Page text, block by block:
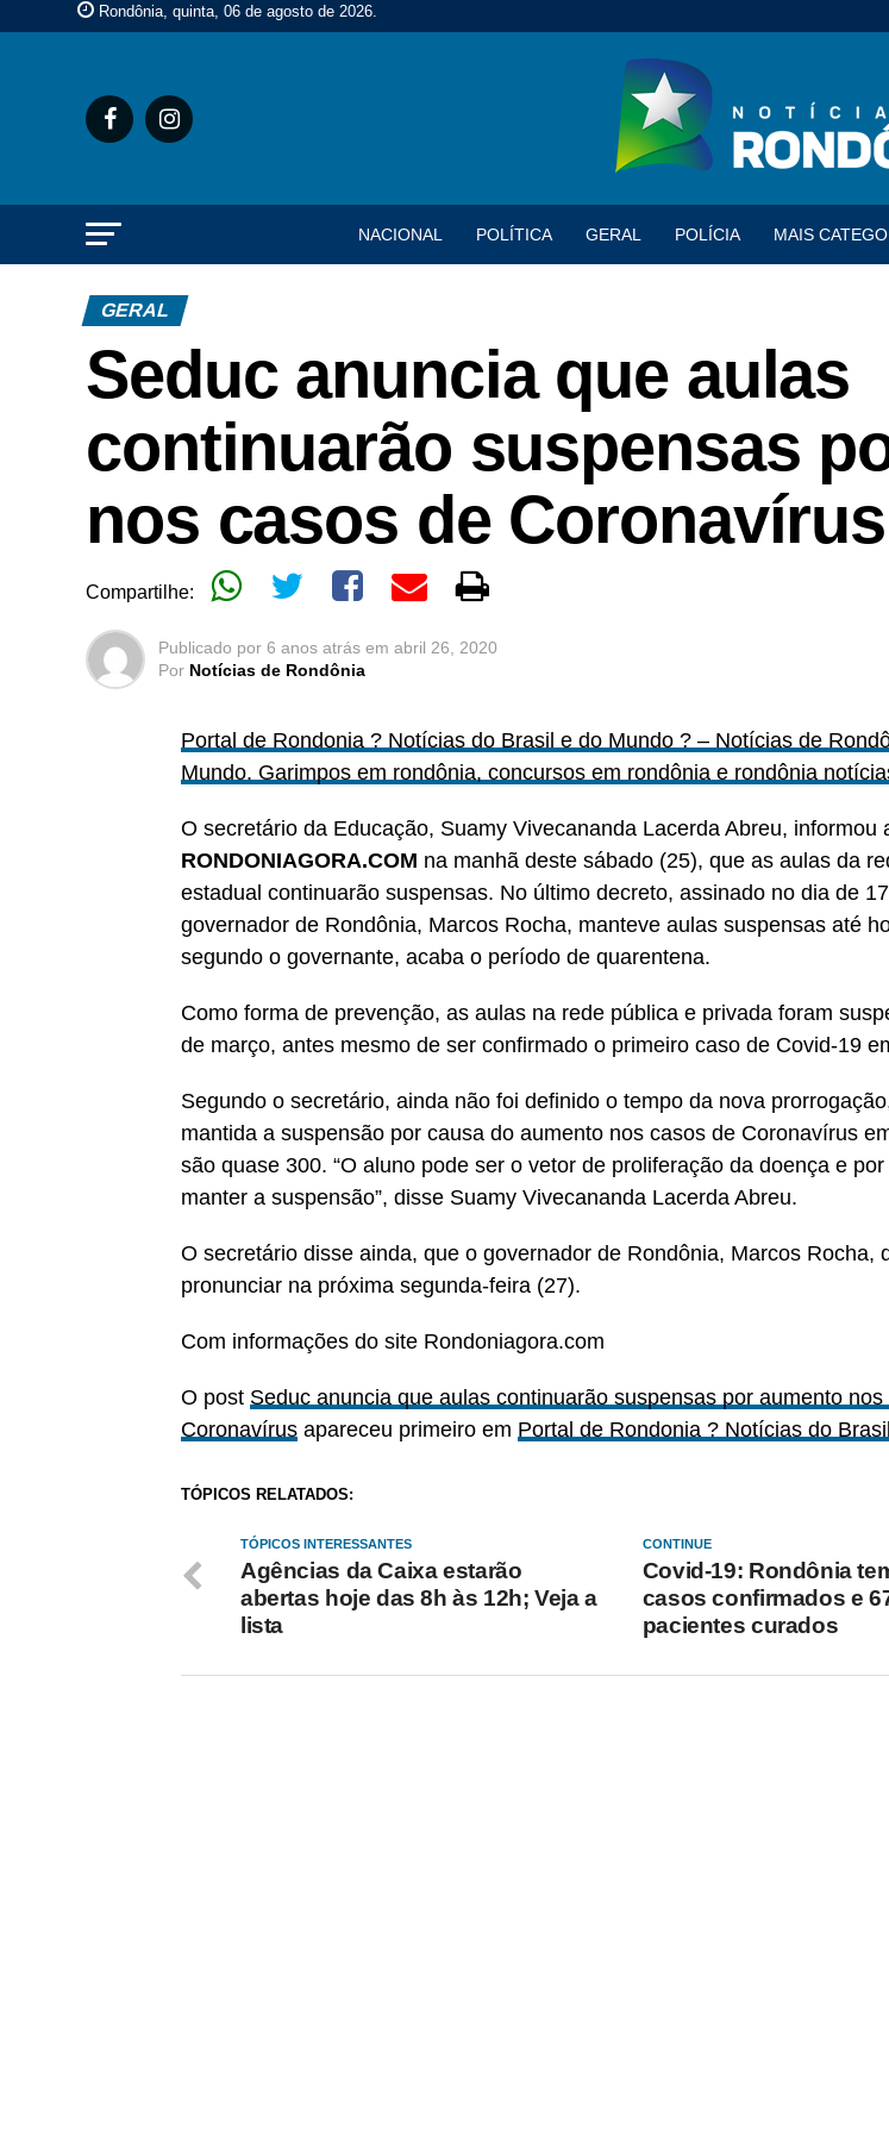
Rondônia, quinta, 06 de agosto de 2026.
NACIONAL POLÍTICA GERAL POLÍCIA MAIS
GERAL
Seduc anuncia que aulas
continuarão suspensas
nos casos de Coronavírus
Compartilhe:
Publicado por 6 anos atrás em abril 26, 2020
Por Notícias de Rondônia
Portal de Rondonia ? Notícias do Brasil e do Mundo ? – Notícias de
Mundo. Garimpos em rondônia, concursos em rondônia e rondônia
O secretário da Educação, Suamy Vivecananda Lacerda Abreu, informou
RONDONIAGORA.COM na manhã deste sábado (25), que as aulas da
estadual continuarão suspensas. No último decreto, assinado no dia de
governador de Rondônia, Marcos Rocha, manteve aulas suspensas até
segundo o governante, acaba o período de quarentena.
Como forma de prevenção, as aulas na rede pública e privada foram
de março, antes mesmo de ser confirmado o primeiro caso de Covid-19
Segundo o secretário, ainda não foi definido o tempo da nova
mantida a suspensão por causa do aumento nos casos de Coronavírus
são quase 300. “O aluno pode ser o vetor de proliferação da doença e
manter a suspensão”, disse Suamy Vivecananda Lacerda Abreu.
O secretário disse ainda, que o governador de Rondônia, Marcos Rocha,
pronunciar na próxima segunda-feira (27).
Com informações do site Rondoniagora.com
O post Seduc anuncia que aulas continuarão suspensas por aumento
Coronavírus apareceu primeiro em Portal de Rondonia ? Notícias do
TÓPICOS RELATADOS:
CONTINUE
Covid-19: Rondônia
casos confirmados e
pacientes curados
TÓPICOS INTERESSANTES
Agências da Caixa estarão
abertas hoje das 8h às 12h; Veja a
lista